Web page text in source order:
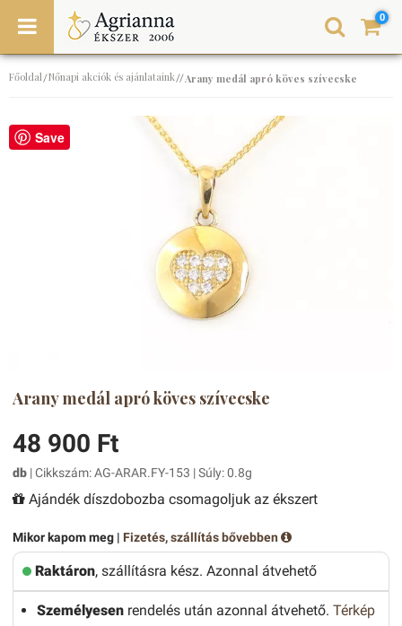
0
Főoldal/Nőnapi akciók és ajánlataink//Arany medál apró köves szívecske
Save
Arany medál apró köves szívecske
48 900 Ft
db | Cikkszám: AG-ARAR.FY-153 | Súly: 0.8g
Ajándék díszdobozba csomagoljuk az ékszert
Mikor kapom meg | Fizetés, szállítás bővebben
Raktáron, szállításra kész. Azonnal átvehető
Személyesen rendelés után azonnal átvehető. Térkép